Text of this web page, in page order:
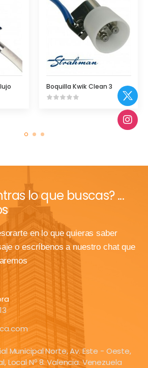
Boquilla Kwik Clean 3
lo que buscas? ...
en lo que quieras saber
o escríbenos a nuestro chat que
Municipal Norte, Av. Este - Oeste,
Local Nº 8. Valencia. Venezuela